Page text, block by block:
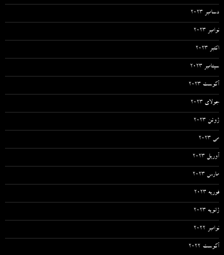
دسامبر 2023
نوامبر 2023
اکتبر 2023
سپتامبر 2023
آگوست 2023
جولای 2023
ژوئن 2023
می 2023
آوریل 2023
مارس 2023
فوریه 2023
ژانویه 2023
نوامبر 2022
آگوست 2022